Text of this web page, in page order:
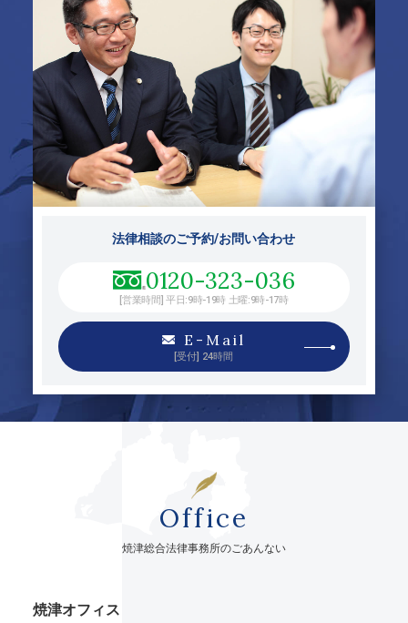
法律相談のご予約/お問い合わせ
0120-323-036
[営業時間] 平日:9時-19時 土曜:9時-17時
E-Mail
[受付] 24時間
Office
焼津総合法律事務所のごあんない
焼津オフィス